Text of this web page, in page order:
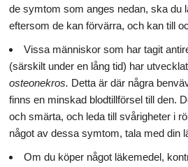
de symtom som anges nedan, ska du
eftersom de kan förvärra, och kan till
Vissa människor som har tagit
(särskilt under en lång tid) har
osteonekros. Detta är där några
finns en minskad blodtillförsel till den.
och smärta, och leda till svårigheter i
något av dessa symtom, tala med din
Om du köper något läkemedel,